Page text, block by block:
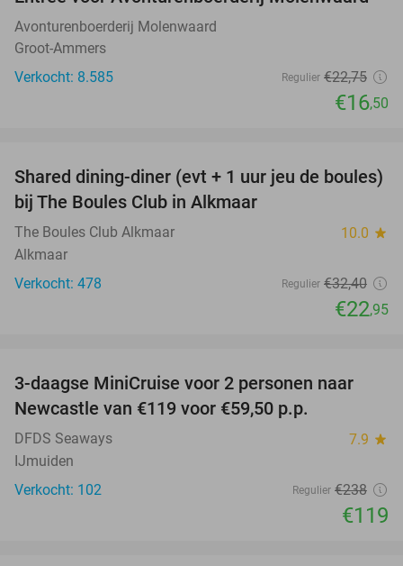
Avonturenboerderij Molenwaard
Groot-Ammers
Verkocht: 8.585
Regulier €22,75
€16,50
29%
Shared dining-diner (evt + 1 uur jeu de boules)
bij The Boules Club in Alkmaar
The Boules Club Alkmaar 10.0 star
Alkmaar
Verkocht: 478
Regulier €32,40
€22,95
50%
3-daagse MiniCruise voor 2 personen naar
Newcastle van €119 voor €59,50 p.p.
DFDS Seaways 7.9 star
IJmuiden
Verkocht: 102
Regulier €238
€119